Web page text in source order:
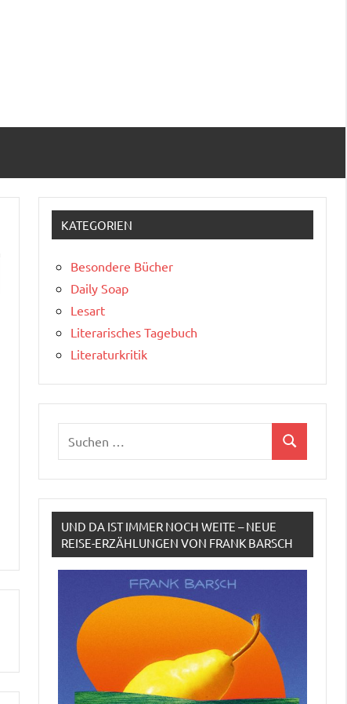
KATEGORIEN
Besondere Bücher
Daily Soap
Lesart
Literarisches Tagebuch
Literaturkritik
Suchen
UND DA IST IMMER NOCH WEITE – NEUE
REISE-ERZÄHLUNGEN VON FRANK BARSCH